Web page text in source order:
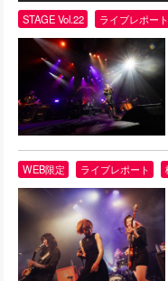
STAGE Vol.22 ライブレポート
WEB限定 ライブレポート